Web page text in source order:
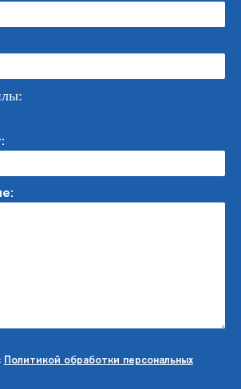
Политикой обработки персональных